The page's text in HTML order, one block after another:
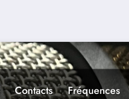
Contacts Fréquences